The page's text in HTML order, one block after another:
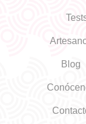
Blog